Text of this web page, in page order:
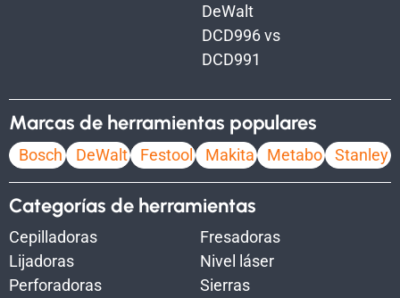
DeWalt
DCD996 vs
DCD991
Marcas de herramientas populares
Bosch DeWalt Festool Makita Metabo Stanley
Categorías de herramientas
Cepilladoras
Fresadoras
Lijadoras
Nivel láser
Perforadoras
Sierras